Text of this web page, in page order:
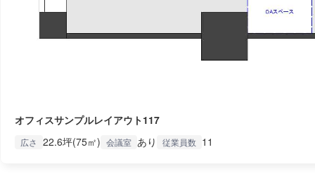
オフィスサンプルレイアウト117
広さ 22.6坪(75㎡) 会議室 あり 従業員数 11